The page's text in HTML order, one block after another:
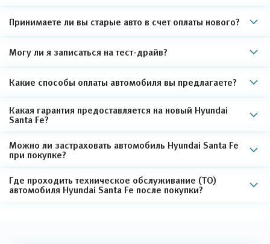
Принимаете ли вы старые авто в счет оплаты нового?
Могу ли я записаться на тест-драйв?
Какие способы оплаты автомобиля вы предлагаете?
Какая гарантия предоставляется на новый Hyundai
Santa Fe?
Можно ли застраховать автомобиль Hyundai Santa Fe
при покупке?
Где проходить техническое обслуживание (ТО)
автомобиля Hyundai Santa Fe после покупки?